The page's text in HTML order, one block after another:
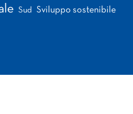
Sud Sviluppo sostenibile